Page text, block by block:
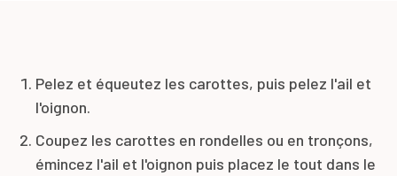
Pelez et équeutez les carottes, puis pelez l'ail et
l'oignon.
Coupez les carottes en rondelles ou en tronçons,
émincez l'ail et l'oignon puis placez le tout dans le